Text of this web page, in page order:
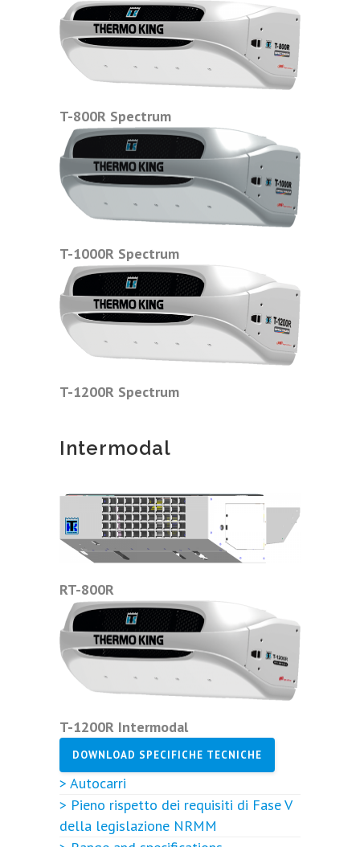
T-800R Spectrum
T-1000R Spectrum
T-1200R Spectrum
Intermodal
RT-800R
T-1200R Intermodal
DOWNLOAD SPECIFICHE TECNICHE
> Autocarri
> Pieno rispetto dei requisiti di Fase V
della legislazione NRMM